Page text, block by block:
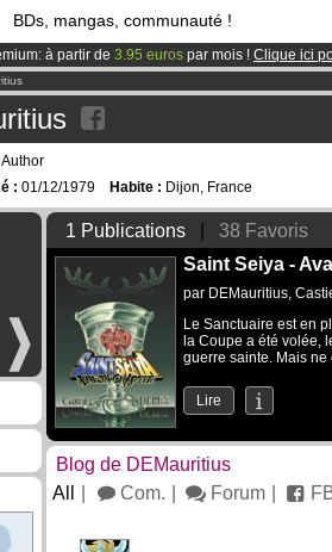
BDs, mangas, communauté !
à partir de 3.95 euros par mois ! Clique ici
et 1000BDs & Mangas!
est désormais lancé!.
: 01/12/1979 Habite : Dijon, France
1 Publications
38 Favoris
Saint Seiya -
par DEMauritius,
Le Sanctuaire est en
la Coupe a été volée,
guerre sainte. Mais ne
Lire
Blog de DEMauritius
All
Com. Forum